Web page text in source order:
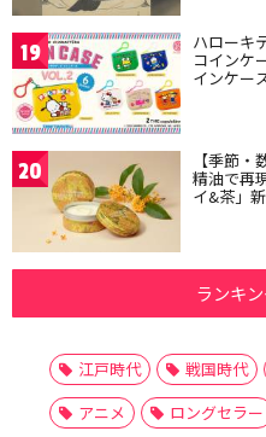
19 ハローキ
コインケ
インケー
20 【季節
精油で再
イ&茶」
ランキ
江戸時代 戦国時代
アニメ
ロングセラー